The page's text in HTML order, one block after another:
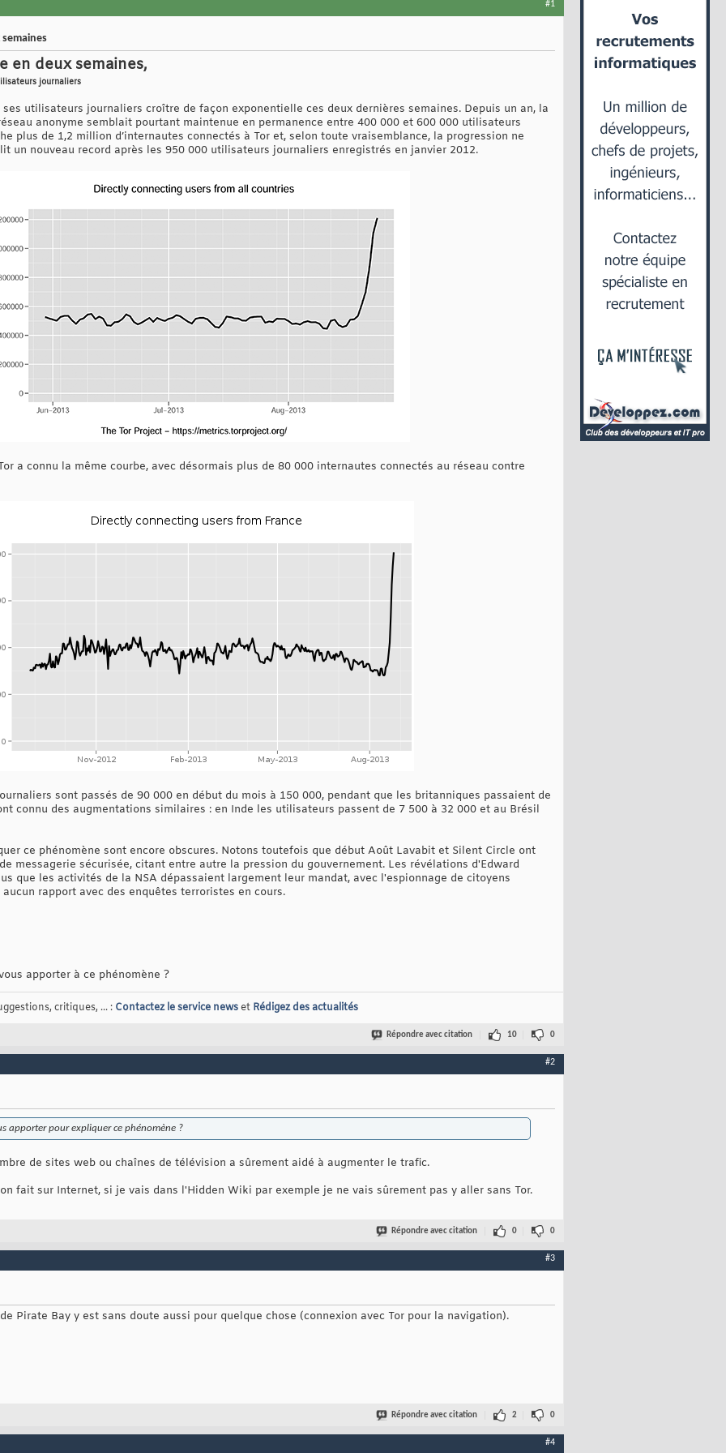
#1
en deux semaines,
journaliers
utilisateurs journaliers croître de façon exponentielle ces deux dernières semaines. Depuis un an, la
anonyme semblait pourtant maintenue en permanence entre 400 000 et 600 000 utilisateurs
plus de 1,2 million d’internautes connectés à Tor et, selon toute vraisemblance, la progression ne
un nouveau record après les 950 000 utilisateurs journaliers enregistrés en janvier 2012.
a connu la même courbe, avec désormais plus de 80 000 internautes connectés au réseau contre
sont passés de 90 000 en début du mois à 150 000, pendant que les britanniques passaient de
connu des augmentations similaires : en Inde les utilisateurs passent de 7 500 à 32 000 et au Brésil
ce phénomène sont encore obscures. Notons toutefois que début Août Lavabit et Silent Circle ont
messagerie sécurisée, citant entre autre la pression du gouvernement. Les révélations d'Edward
que les activités de la NSA dépassaient largement leur mandat, avec l'espionnage de citoyens
rapport avec des enquêtes terroristes en cours.
apporter à ce phénomène ?
critiques, ... : Contactez le service newset Rédigez des actualités
Répondre avec citation 10 0
#2
apporter pour expliquer ce phénomène ?
de sites web ou chaînes de télévision a sûrement aidé à augmenter le trafic.
fait sur Internet, si je vais dans l'Hidden Wiki par exemple je ne vais sûrement pas y aller sans Tor.
Répondre avec citation 0 0
#3
Pirate Bay y est sans doute aussi pour quelque chose (connexion avec Tor pour la navigation).
Répondre avec citation 2 0
#4